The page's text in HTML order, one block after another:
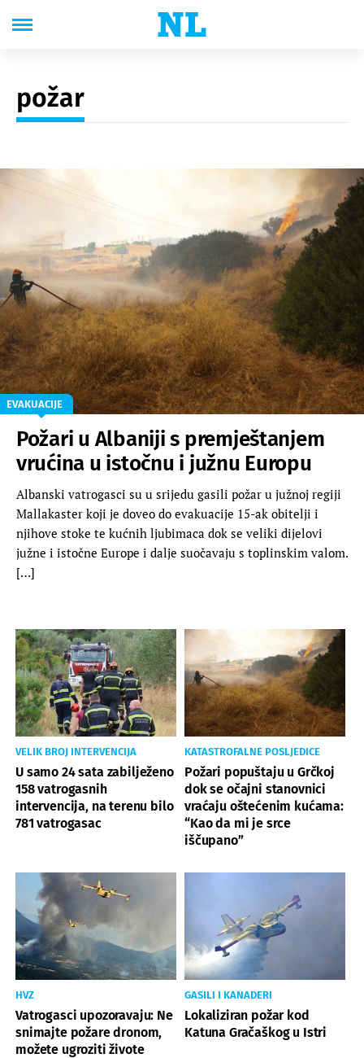
požar
EVAKUACIJE
Požari u Albaniji s premještanjem
vrućina u istočnu i južnu Europu
Albanski vatrogasci su u srijedu gasili požar u južnoj regiji
Mallakaster koji je doveo do evakuacije 15-ak obitelji i
njihove stoke te kućnih ljubimaca dok se veliki dijelovi
južne i istočne Europe i dalje suočavaju s toplinskim valom.
[…]
VELIK BROJ INTERVENCIJA
U samo 24 sata zabilježeno
158 vatrogasnih
intervencija, na terenu bilo
781 vatrogasac
KATASTROFALNE POSLJEDICE
Požari popuštaju u Grčkoj
dok se očajni stanovnici
vraćaju oštećenim kućama:
“Kao da mi je srce
iščupano”
HVZ
Vatrogasci upozoravaju: Ne
snimajte požare dronom,
možete ugroziti živote
GASILI I KANADERI
Lokaliziran požar kod
Katuna Gračaškog u Istri